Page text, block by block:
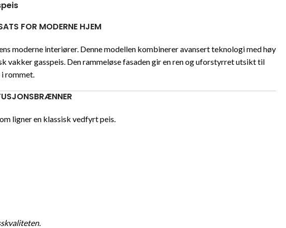
FOR MODERNE HJEM
moderne interiører. Denne modellen kombinerer avansert teknologi med høy
vakker gasspeis. Den rammeløse fasaden gir en ren og uforstyrret utsikt til
rommet.
ligner en klassisk vedfyrt peis.